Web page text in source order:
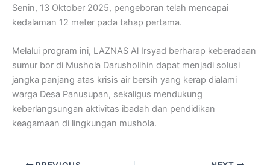
Senin, 13 Oktober 2025, pengeboran telah mencapai
kedalaman 12 meter pada tahap pertama.
Melalui program ini, LAZNAS Al Irsyad berharap keberadaan
sumur bor di Mushola Darusholihin dapat menjadi solusi
jangka panjang atas krisis air bersih yang kerap dialami
warga Desa Panusupan, sekaligus mendukung
keberlangsungan aktivitas ibadah dan pendidikan
keagamaan di lingkungan mushola.